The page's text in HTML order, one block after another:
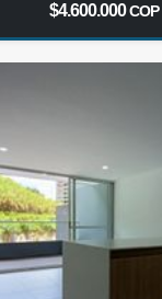
$4.600.000COP